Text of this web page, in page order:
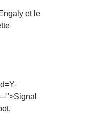
et le
">Signal